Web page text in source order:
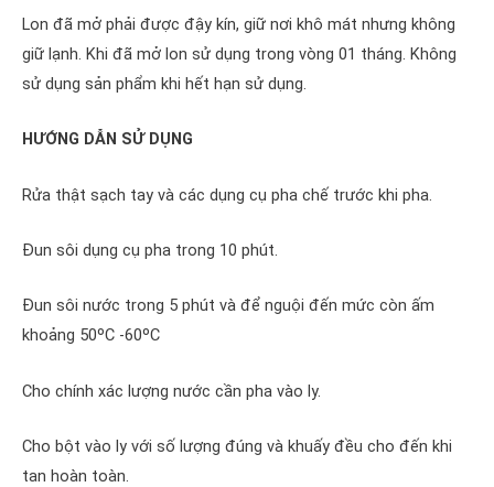
Lon đã mở phải được đậy kín, giữ nơi khô mát nhưng không
giữ lạnh. Khi đã mở lon sử dụng trong vòng 01 tháng. Không
sử dụng sản phẩm khi hết hạn sử dụng.
HƯỚNG DẪN SỬ DỤNG
Rửa thật sạch tay và các dụng cụ pha chế trước khi pha.
Đun sôi dụng cụ pha trong 10 phút.
Đun sôi nước trong 5 phút và để nguội đến mức còn ấm
khoảng 50ºC -60ºC
Cho chính xác lượng nước cần pha vào ly.
Cho bột vào ly với số lượng đúng và khuấy đều cho đến khi
tan hoàn toàn.